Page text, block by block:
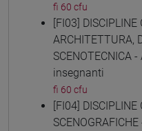
fi 60 cfu
[FI03] DISCIPLINE
ARCHITETTURA,
SCENOTECNICA
insegnanti
fi 60 cfu
[FI04] DISCIPLINE